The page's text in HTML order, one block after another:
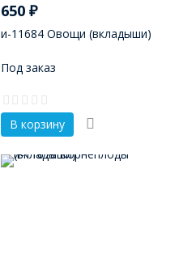
650₽
и-11684 Овощи (вкладыши)
Под заказ
В корзину